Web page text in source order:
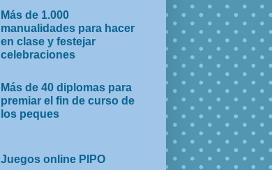
Más de 1.000
manualidades para hacer
en clase y festejar
celebraciones
Más de 40 diplomas para
premiar el fin de curso de
los peques
Juegos online PIPO